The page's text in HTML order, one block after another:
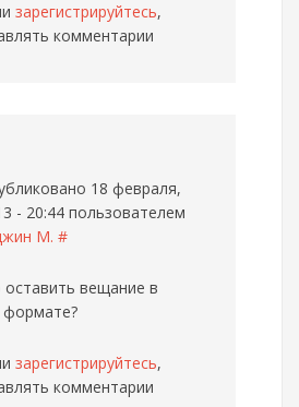
зарегистрируйтесь,
комментарии
18 февраля,
- 20:44 пользователем
М. #
вещание в
зарегистрируйтесь,
комментарии